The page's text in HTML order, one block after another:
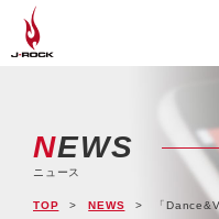
NEWS
ニュース
TOP NEWS 「